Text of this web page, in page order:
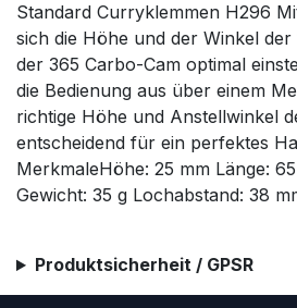
Standard Curryklemmen H296
sich die Höhe und der Winkel
der 365 Carbo-Cam optimal
die Bedienung aus über einem
richtige Höhe und Anstellwinkel
entscheidend für ein perfektes
MerkmaleHöhe: 25 mm Länge:
Gewicht: 35 g Lochabstand: 38
Produktsicherheit / GPSR